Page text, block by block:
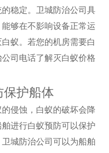
稳定。卫城防治公司具
够在不影响设备正常运
蚁。若您的机房需要白
司电话了解灭白蚁价格
保护船体
侵蚀，白蚁的破坏会降
进行白蚁预防可以保护
城防治公司可以为船舶